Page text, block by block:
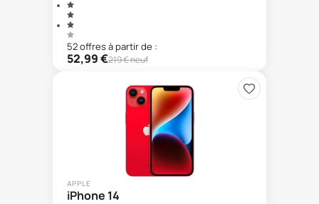
52offresà partir de :
52,99€219€ neuf
APPLE
iPhone 14